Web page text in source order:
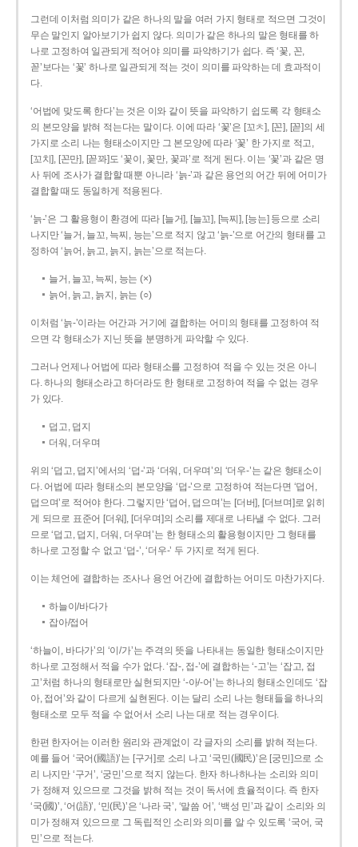
그런데 이처럼 의미가 같은 하나의 말을 여러 가지 형태로 적으면 그것이
무슨 말인지 알아보기가 쉽지 않다. 의미가 같은 하나의 말은 형태를 하
나로 고정하여 일관되게 적어야 의미를 파악하기가 쉽다. 즉 ‘꽃, 꼰,
꼳’보다는 ‘꽃’ 하나로 일관되게 적는 것이 의미를 파악하는 데 효과적이
다.
‘어법에 맞도록 한다’는 것은 이와 같이 뜻을 파악하기 쉽도록 각 형태소
의 본모양을 밝혀 적는다는 말이다. 이에 따라 ‘꽃’은 [꼬ㅊ], [꼰], [꼳]의 세
가지로 소리 나는 형태소이지만 그 본모양에 따라 ‘꽃’ 한 가지로 적고,
[꼬치], [꼰만], [꼳꽈]도 ‘꽃이, 꽃만, 꽃과’로 적게 된다. 이는 ‘꽃’과 같은 명
사 뒤에 조사가 결합할 때뿐 아니라 ‘늙-’과 같은 용언의 어간 뒤에 어미가
결합할 때도 동일하게 적용된다.
‘늙-’은 그 활용형이 환경에 따라 [늘거], [늘꼬], [늑찌], [능는] 등으로 소리
나지만 ‘늘거, 늘꼬, 늑찌, 능는’으로 적지 않고 ‘늙-’으로 어간의 형태를 고
정하여 ‘늙어, 늙고, 늙지, 늙는’으로 적는다.
늘거, 늘꼬, 늑찌, 능는 (×)
늙어, 늙고, 늙지, 늙는 (○)
이처럼 ‘늙-­’이라는 어간과 거기에 결합하는 어미의 형태를 고정하여 적
으면 각 형태소가 지닌 뜻을 분명하게 파악할 수 있다.
그러나 언제나 어법에 따라 형태소를 고정하여 적을 수 있는 것은 아니
다. 하나의 형태소라고 하더라도 한 형태로 고정하여 적을 수 없는 경우
가 있다.
덥고, 덥지
더워, 더우며
위의 ‘덥고, 덥지’에서의 ‘덥-­’과 ‘더워, 더우며’의 ‘더우-­’는 같은 형태소이
다. 어법에 따라 형태소의 본모양을 ‘덥-­’으로 고정하여 적는다면 ‘덥어,
덥으며’로 적어야 한다. 그렇지만 ‘덥어, 덥으며’는 [더버], [더브며]로 읽히
게 되므로 표준어 [더워], [더우며]의 소리를 제대로 나타낼 수 없다. 그러
므로 ‘덥고, 덥지, 더워, 더우며’는 한 형태소의 활용형이지만 그 형태를
하나로 고정할 수 없고 ‘덥-’, ‘더우-’ 두 가지로 적게 된다.
이는 체언에 결합하는 조사나 용언 어간에 결합하는 어미도 마찬가지다.
하늘이/바다가
잡아/접어
‘하늘이, 바다가’의 ‘이/가’는 주격의 뜻을 나타내는 동일한 형태소이지만
하나로 고정해서 적을 수가 없다. ‘잡-, 접-’에 결합하는 ‘-고’는 ‘잡고, 접
고’처럼 하나의 형태로만 실현되지만 ‘-아/-어’는 하나의 형태소인데도 ‘잡
아, 접어’와 같이 다르게 실현된다. 이는 달리 소리 나는 형태들을 하나의
형태소로 모두 적을 수 없어서 소리 나는 대로 적는 경우이다.
한편 한자어는 이러한 원리와 관계없이 각 글자의 소리를 밝혀 적는다.
예를 들어 ‘국어(國語)’는 [구거]로 소리 나고 ‘국민(國民)’은 [궁민]으로 소
리 나지만 ‘구거’, ‘궁민’으로 적지 않는다. 한자 하나하나는 소리와 의미
가 정해져 있으므로 그것을 밝혀 적는 것이 독서에 효율적이다. 즉 한자
‘국(國)’, ‘어(語)’, ‘민(民)’은 ‘나라 국’, ‘말씀 어’, ‘백성 민’과 같이 소리와 의
미가 정해져 있으므로 그 독립적인 소리와 의미를 알 수 있도록 ‘국어, 국
민’으로 적는다.